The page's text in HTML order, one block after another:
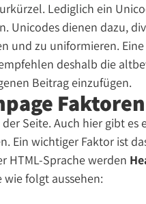
Lediglich ein
Unicodes dienen dazu,
und zu uniformieren.
deshalb die
Beitrag einzufügen.
Faktoren
Seite. Auch hier gibt es
Ein wichtiger Faktor ist
HTML-Sprache werden
folgt aussehen: